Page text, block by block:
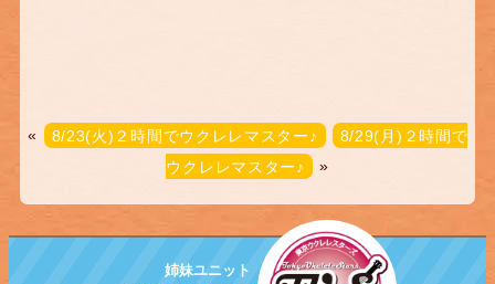
« 8/23(火)２時間でウクレレマスター♪
8/29(月)２時間で
ウクレレマスター♪ »
姉妹ユニット